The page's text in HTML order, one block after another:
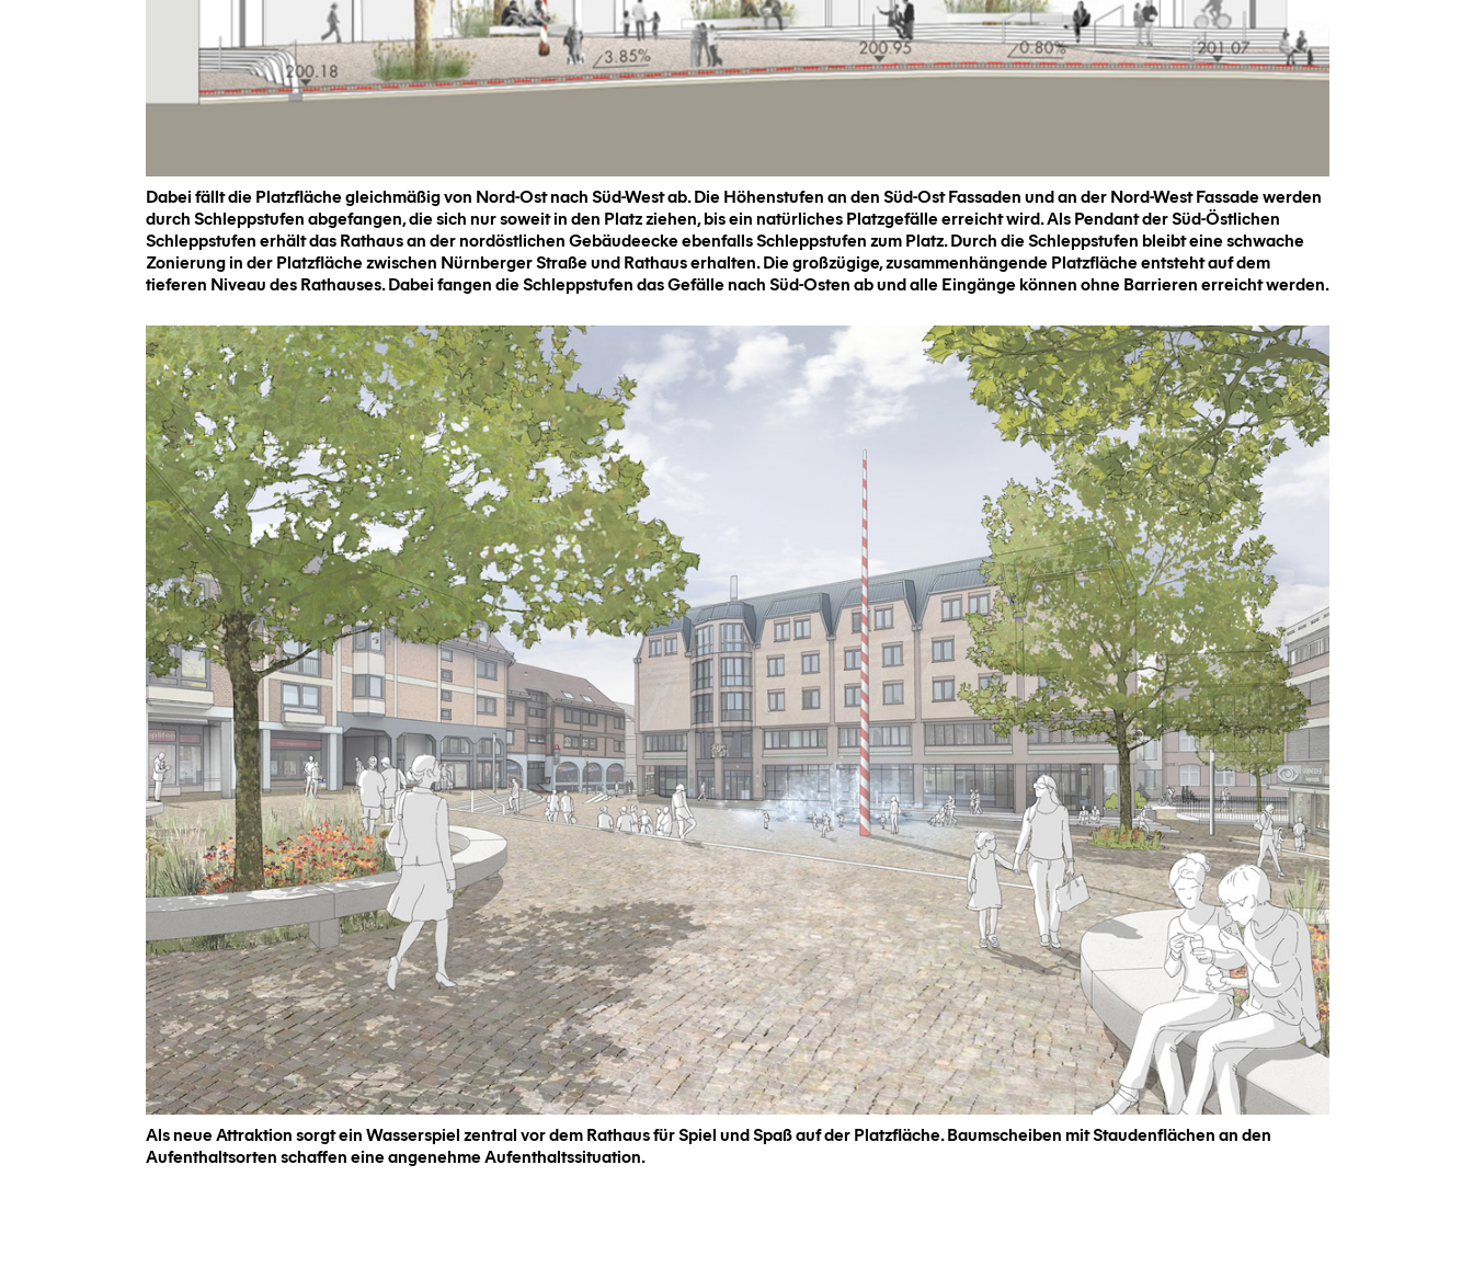
Dabei fällt die Platzfläche gleichmäßig von Nord-Ost nach Süd-West ab. Die Höhenstufen an den Süd-Ost Fassaden und an der Nord-West Fassade werden
durch Schleppstufen abgefangen, die sich nur soweit in den Platz ziehen, bis ein natürliches Platzgefälle erreicht wird. Als Pendant der Süd-Östlichen
Schleppstufen erhält das Rathaus an der nordöstlichen Gebäudeecke ebenfalls Schleppstufen zum Platz. Durch die Schleppstufen bleibt eine schwache
Zonierung in der Platzfläche zwischen Nürnberger Straße und Rathaus erhalten. Die großzügige, zusammenhängende Platzfläche entsteht auf dem
tieferen Niveau des Rathauses. Dabei fangen die Schleppstufen das Gefälle nach Süd-Osten ab und alle Eingänge können ohne Barrieren erreicht werden.
Als neue Attraktion sorgt ein Wasserspiel zentral vor dem Rathaus für Spiel und Spaß auf der Platzfläche. Baumscheiben mit Staudenflächen an den
Aufenthaltsorten schaffen eine angenehme Aufenthaltssituation.